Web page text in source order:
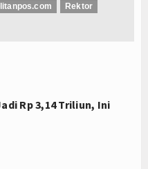
Rektor
Rp 3,14 Triliun, Ini